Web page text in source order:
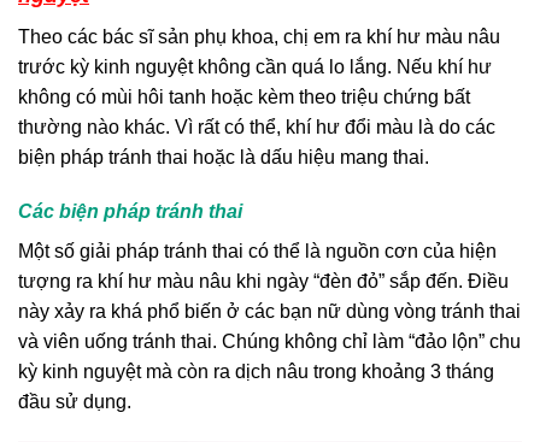
Theo các bác sĩ sản phụ khoa, chị em ra khí hư màu nâu
trước kỳ kinh nguyệt không cần quá lo lắng. Nếu khí hư
không có mùi hôi tanh hoặc kèm theo triệu chứng bất
thường nào khác. Vì rất có thể, khí hư đổi màu là do các
biện pháp tránh thai hoặc là dấu hiệu mang thai.
Các biện pháp tránh thai
Một số giải pháp tránh thai có thể là nguồn cơn của hiện
tượng ra khí hư màu nâu khi ngày “đèn đỏ” sắp đến. Điều
này xảy ra khá phổ biến ở các bạn nữ dùng vòng tránh thai
và viên uống tránh thai. Chúng không chỉ làm “đảo lộn” chu
kỳ kinh nguyệt mà còn ra dịch nâu trong khoảng 3 tháng
đầu sử dụng.